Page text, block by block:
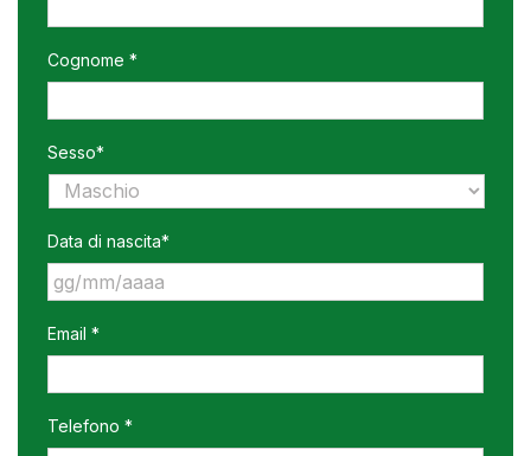
Cognome *
Sesso*
Data di nascita*
slash
MM
slash
AAAA
Email *
Telefono *